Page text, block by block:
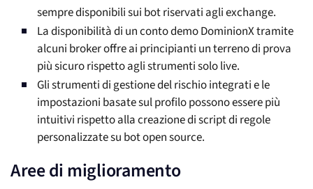
sempre disponibili sui bot riservati agli exchange.
La disponibilità di un conto demo DominionX tramite
alcuni broker offre ai principianti un terreno di prova
più sicuro rispetto agli strumenti solo live.
Gli strumenti di gestione del rischio integrati e le
impostazioni basate sul profilo possono essere più
intuitivi rispetto alla creazione di script di regole
personalizzate su bot open source.
Aree di miglioramento